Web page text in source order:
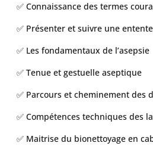
✅ Connaissance des termes
✅ Présenter et suivre une
✅ Les fondamentaux de l’asepsie
✅ Tenue et gestuelle aseptique
✅ Parcours et cheminement des
✅ Compétences techniques des
✅ Maitrise du bionettoyage en